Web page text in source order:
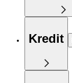
Kredit